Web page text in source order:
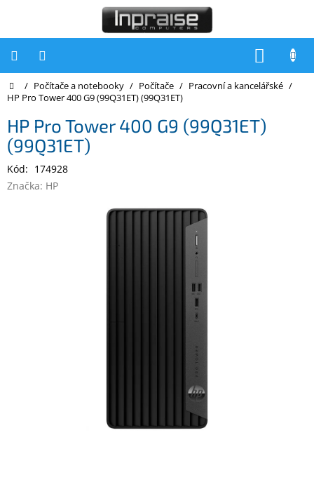
Počítače
Inpraise
Notebooky
Tiskárny
Domů
/ Počítače a notebooky / Počítače / Pracovní a kancelářské /
HP Pro Tower 400 G9 (99Q31ET) (99Q31ET)
HP Pro Tower 400 G9 (99Q31ET)
(99Q31ET)
Kód: 174928
Značka: HP